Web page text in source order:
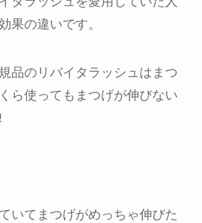
果の違いです。
品のリバイタラッシュはまつ
ら使ってもまつげが伸びない
いてまつげがめっちゃ伸びた